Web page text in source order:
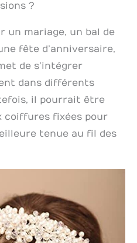
?
un mariage, un bal de
fête d’anniversaire,
de s’intégrer
dans différents
il pourrait être
coiffures fixées pour
tenue au fil des